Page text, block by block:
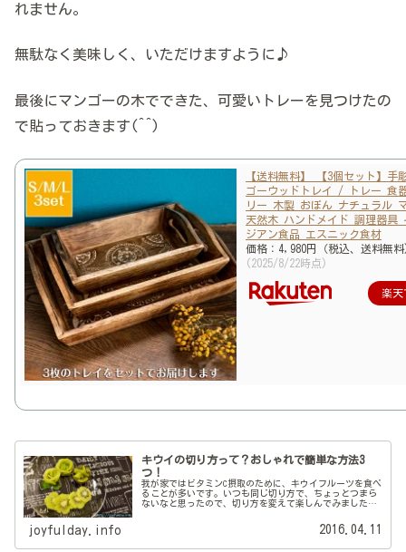
れません。
無駄なく美味しく、いただけますように♪
最後にマンゴーの木でできた、可愛いトレーを見つけたの
で貼っておきます(^^)
【送料無料】 【3個セット】手
ゴーウッドトレイ / トレー 食
リー 木製 おぼん ナチュラル
天然木 ハンドメイド 調理器具
ジアン食品 エスニック食材
価格：4,980円（税込、送料無
(2025/8/22時点)
楽天
キウイの切り方って？おしゃれで簡単な方法3
つ！
我が家ではビタミンC摂取のために、キウイフルーツを食べ
ることが多いです。いつも同じ切り方で、ちょっとつまら
ないなと思ったので、切り方を変えて楽しんでみました。
joyfulday.info 2016.04.11